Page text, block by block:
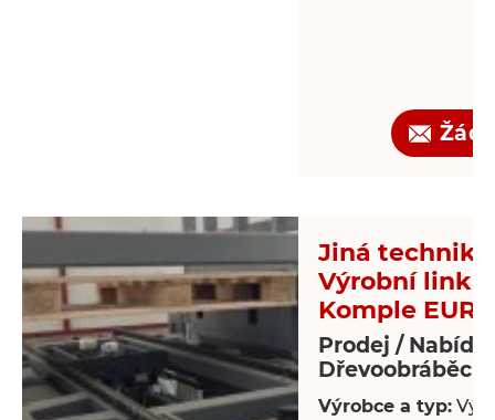
Jiná technika
Výrobní linka
Komple
Prodej /
Dřevoobráběcí
Výrobce a typ: